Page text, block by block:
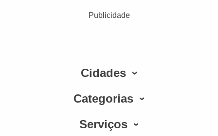
Publicidade
Cidades
Categorias
Serviços